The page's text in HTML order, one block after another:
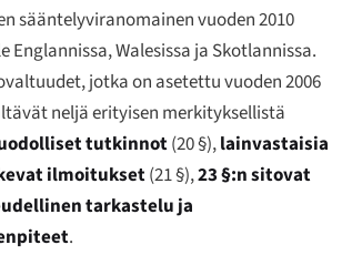
sääntelyviranomainen vuoden 2010
Englannissa, Walesissa ja Skotlannissa.
jotka on asetettu vuoden 2006
neljä erityisen merkityksellistä
tutkinnot(20 §),lainvastaisia
ilmoitukset(21 §),23 §:n sitovat
tarkastelu ja
.